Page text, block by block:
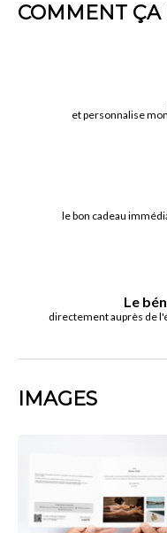
COMMENT ÇA
et personnalise
le bon cadeau
Le
directement auprès de
IMAGES